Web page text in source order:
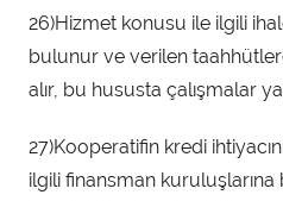
26)Hizmet konusu ile ilgili
bulunur ve verilen
alır, bu hususta çalışmalar
27)Kooperatifin kredi
ilgili finansman